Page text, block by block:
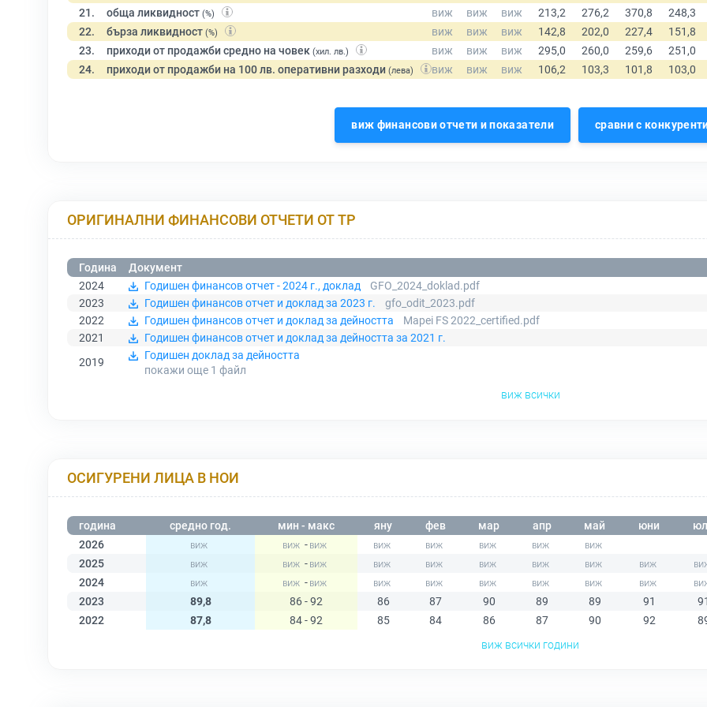
21. обща ликвидност (%)
22. бърза ликвидност (%)
23. приходи от продажби средно на човек (хил. лв.)
24. приходи от продажби на 100 лв. оперативни разходи (лева)
виж финансови отчети и показатели сравни с
ОРИГИНАЛНИ ФИНАНСОВИ ОТЧЕТИ ОТ ТР
Година
Документ
2024
Годишен финансов отчет - 2024 г., доклад
GFO_2024_doklad.pdf
2023
Годишен финансов отчет и доклад за 2023 г.
gfo_odit_2023.pdf
2022
Годишен финансов отчет и доклад за дейността
Mapei FS 2022_certified.pdf
2021
Годишен финансов отчет и доклад за дейността за 2021 г.
2019
Годишен доклад за дейността
покажи още 1 файл
виж всички
ОСИГУРЕНИ ЛИЦА В НОИ
година средно год. мин - макс яну фев мар апр май юни
2026
-
2025
-
2024
-
2023
89,8 86 - 92 86 87 90 89 89 91
2022
87,8 84 - 92 85 84 86 87 90 92
виж всички години